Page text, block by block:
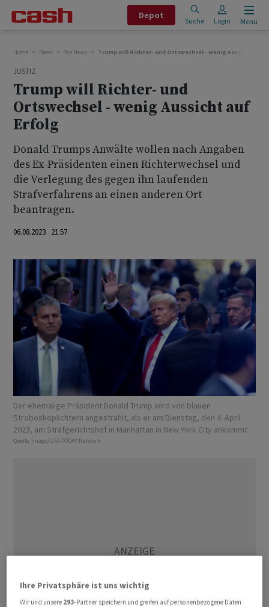
Depot
Suche Login Menu
Home News Top News Trump will Richter- und Ortswechsel - wenig Aussicht auf
JUSTIZ
Trump will Richter- und
Ortswechsel - wenig Aussicht auf
Erfolg
Donald Trumps Anwälte wollen nach Angaben
des Ex-Präsidenten einen Richterwechsel und
die Verlegung des gegen ihn laufenden
Strafverfahrens an einen anderen Ort
beantragen.
06.08.2023 21:57
Der ehemalige Präsident Donald Trump wird von blauen
Stroboskoplichtern angestrahlt, als er am Dienstag, den 4. April
2023, am Strafgerichtshof in Manhattan in New York City ankommt.
Quelle: imago/USA TODAY Network
Ihre Privatsphäre ist uns wichtig
Wir und unsere 293-Partner speichern und greifen auf personenbezogene Daten